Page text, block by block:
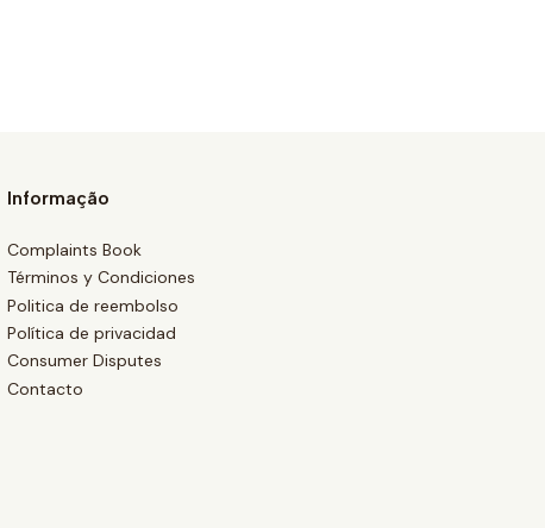
Informação
Complaints Book
Términos y Condiciones
Politica de reembolso
Política de privacidad
Consumer Disputes
Contacto